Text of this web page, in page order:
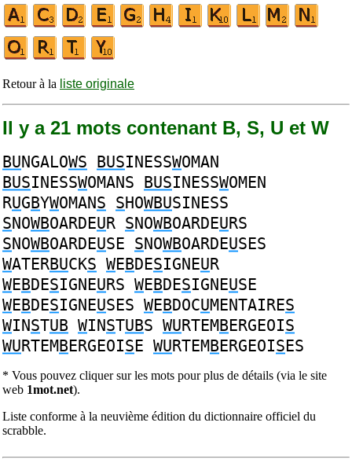
Retour à la liste originale
Il y a 21 mots contenant B, S, U et W
BUNGALOWS BUSINESSWOMAN
BUSINESSWOMANS BUSINESSWOMEN
RUGBYWOMANS SHOWBUSINESS
SNOWBOARDEUR SNOWBOARDEURS
SNOWBOARDEUSE SNOWBOARDEUSES
WATERBUCKS WEBDESIGNEUR
WEBDESIGNEURS WEBDESIGNEUSE
WEBDESIGNEUSES WEBDOCUMENTAIRES
WINSTUB WINSTUBS WURTEMBERGEOIS
WURTEMBERGEOISE WURTEMBERGEOISES
* Vous pouvez cliquer sur les mots pour plus de détails (via le site
web 1mot.net).
Liste conforme à la neuvième édition du dictionnaire officiel du
scrabble.